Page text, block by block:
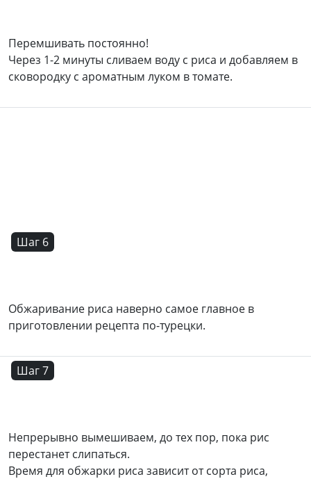
Перемшивать постоянно!
Через 1-2 минуты сливаем воду с риса и добавляем в
сковородку с ароматным луком в томате.
Шаг 6
Обжаривание риса наверно самое главное в
приготовлении рецепта по-турецки.
Шаг 7
Непрерывно вымешиваем, до тех пор, пока рис
перестанет слипаться.
Время для обжарки риса зависит от сорта риса,